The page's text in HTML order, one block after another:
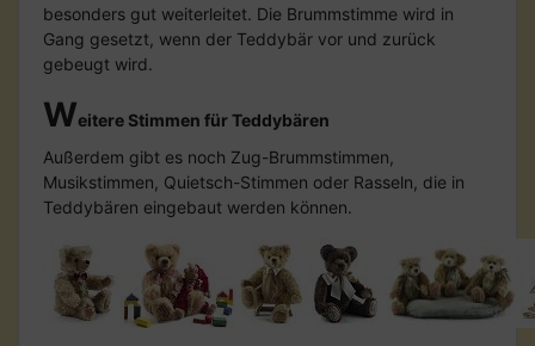
besonders gut weiterleitet. Die Brummstimme wird in
Gang gesetzt, wenn der Teddybär vor und zurück
gebeugt wird.
Weitere Stimmen für Teddybären
Außerdem gibt es noch Zug-Brummstimmen,
Musikstimmen, Quietsch-Stimmen oder Rasseln, die in
Teddybären eingebaut werden können.